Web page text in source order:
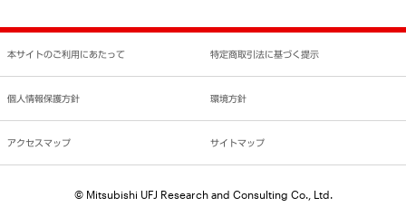
書面による個人情報の開示等の請求の手続きについて
本サイトのご利用にあたって 特定商取引法に基づく提示
個人情報保護方針 環境方針
アクセスマップ サイトマップ
© Mitsubishi UFJ Research and Consulting Co., Ltd.